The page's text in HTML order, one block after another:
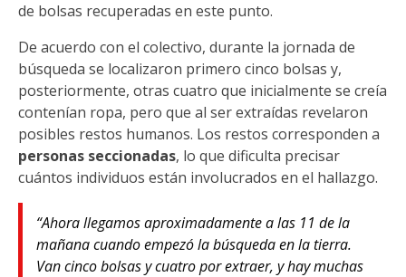
de bolsas recuperadas en este punto.
De acuerdo con el colectivo, durante la jornada de
búsqueda se localizaron primero cinco bolsas y,
posteriormente, otras cuatro que inicialmente se creía
contenían ropa, pero que al ser extraídas revelaron
posibles restos humanos. Los restos corresponden a
personas seccionadas, lo que dificulta precisar
cuántos individuos están involucrados en el hallazgo.
“Ahora llegamos aproximadamente a las 11 de la
mañana cuando empezó la búsqueda en la tierra.
Van cinco bolsas y cuatro por extraer, y hay muchas